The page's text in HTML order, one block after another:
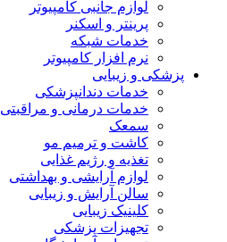
لوازم جانبی کامپیوتر
پرینتر و اسکنر
خدمات شبکه
نرم افزار کامپیوتر
پزشکی و زیبایی
خدمات دندانپزشکی
خدمات درمانی و مراقبتی
سمعک
کاشت و ترمیم مو
تغذیه و رژیم غذایی
لوازم آرایشی و بهداشتی
سالن آرایش و زیبایی
کلینیک زیبایی
تجهیزات پزشکی